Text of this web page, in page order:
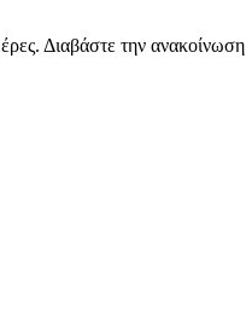
Διαβάστε την ανακοίνωση